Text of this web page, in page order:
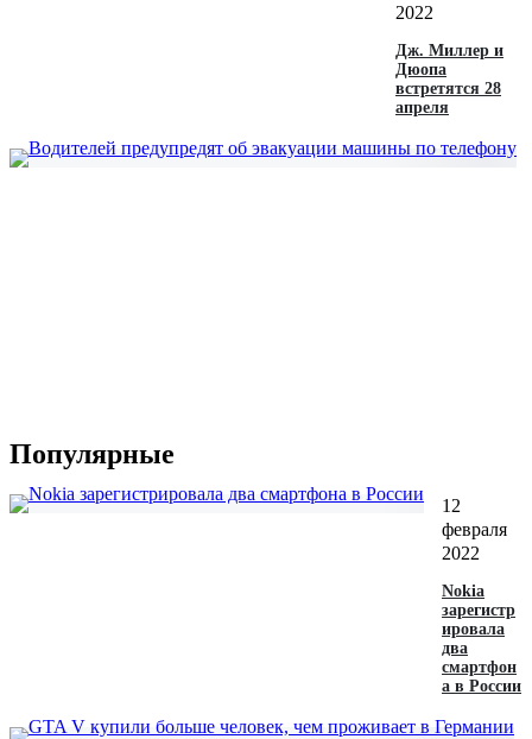
2022
Дж. Миллер и
Дюопа
встретятся 28
апреля
Популярные
12
февраля
2022
Nokia
зарегистр
ировала
два
смартфон
а в России